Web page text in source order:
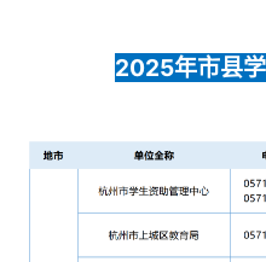
2025年市县